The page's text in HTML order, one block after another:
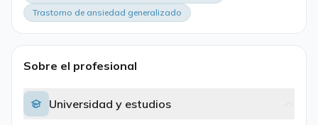
Trastorno de ansiedad generalizado
Sobre el profesional
Universidad y estudios